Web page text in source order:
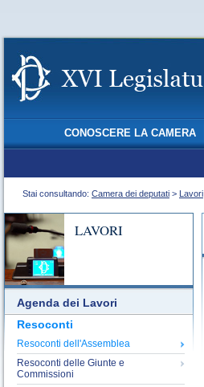
CONOSCERE LA CAMERA
Stai consultando: Camera dei deputati > Lavori
LAVORI
Agenda dei Lavori
Resoconti
Resoconti dell'Assemblea
Resoconti delle Giunte e
Commissioni